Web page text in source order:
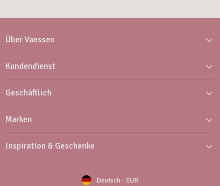
Über Vaessen
Kundendienst
Geschäftlich
Marken
Inspiration & Geschenke
Deutsch - EUR